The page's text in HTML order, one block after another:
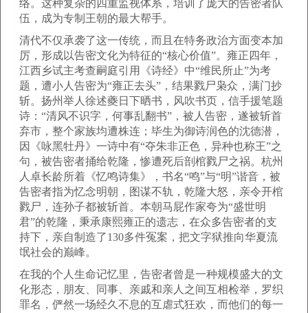
络。这种复杂的四重监视体系，培训了庞大的告密者队
伍，成为专制王朝的最大帮手。
清代不仅承袭了这一传统，而且在特务政治方面变本加
厉，形成以告密文化为特征的“核心价值”。雍正四年，
江西乡试主考查嗣庭引用《诗经》中“维民所止”为考
题，遭小人告密为“雍正去头”，结果戮尸枭众，满门抄
斩。扬州举人徐述夔日下晒书，风吹书页，信手援笔题
诗：“清风不识字，何事乱翻书”，被人告密，遂被斩首
弃市，整个家族均遭株连；毕生为御诗润色的沈德潜，
因《咏黑牡丹》一诗中有“夺朱非正色，异种也称王”之
句，被告密者捅给乾隆，惨遭死后剖棺戮尸之祸。杭州
人卓长龄所着《忆鸣诗集》，书名“鸣”与“明”谐音，被
告密者指为忆念明朝，图谋不轨，乾隆大怒，亲令开棺
戮尸，连孙子都被斩首。本朝马屁作家夸为“盛世明
君”的乾隆，秉承康熙雍正的遗志，在众多告密者的支
持下，亲自制造了130多件冤案，把文字狱推向华夏流
氓社会的巅峰。
在我的个人生命记忆里，告密者曾是一种规模盛大的文
化形态，朋友、同事、亲戚和亲人之间互相检举，罗织
罪名，俨然一场经久不息的互虐式狂欢，而他们的每一